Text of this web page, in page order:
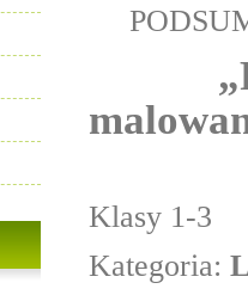
Klasy 1-3
Kategoria: